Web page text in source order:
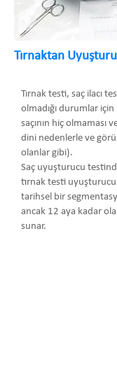
Tırnaktan
Tırnak testi, saç ilacı
olmadığı durumlar
saçının hiç olmaması
dini nedenlerle ve
olanlar gibi).
Saç uyuşturucu
tırnak testi uyuşturucu
tarihsel bir
ancak 12 aya kadar
sunar.